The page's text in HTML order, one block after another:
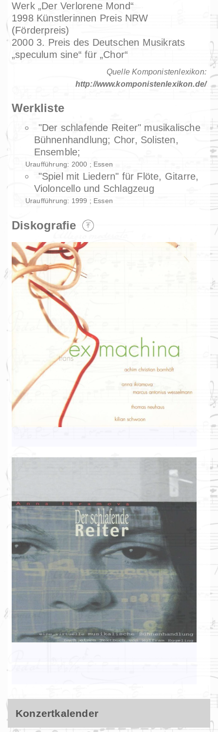
Werk „Der Verlorene Mond“
1998 Künstlerinnen Preis NRW
(Förderpreis)
2000 3. Preis des Deutschen Musikrats
„speculum sine“ für „Chor“
Quelle Komponistenlexikon:
http://www.komponistenlexikon.de/
Werkliste
"Der schlafende Reiter" musikalische
Bühnenhandlung; Chor, Solisten,
Ensemble;
Uraufführung: 2000 ; Essen
"Spiel mit Liedern" für Flöte, Gitarre,
Violoncello und Schlagzeug
Uraufführung: 1999 ; Essen
Diskografie
Konzertkalender